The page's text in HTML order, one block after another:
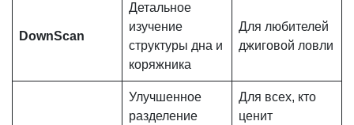
DownScan
Детальное
изучение
структуры дна и
коряжника
Для любителей
джиговой ловли
Улучшенное
разделение
Для всех, кто
ценит